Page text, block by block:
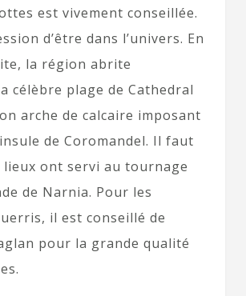
est vivement conseillée.
d’être dans l’univers. En
la région abrite
célèbre plage de Cathedral
arche de calcaire imposant
de Coromandel. Il faut
lieux ont servi au tournage
de Narnia. Pour les
il est conseillé de
pour la grande qualité